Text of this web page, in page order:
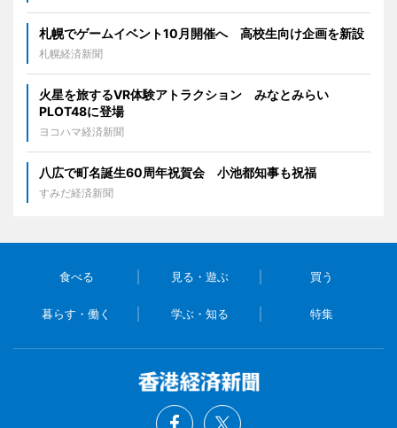
札幌でゲームイベント10月開催へ 高校生向け企画を新設
札幌経済新聞
火星を旅するVR体験アトラクション みなとみらい
PLOT48に登場
ヨコハマ経済新聞
八広で町名誕生60周年祝賀会 小池都知事も祝福
すみだ経済新聞
食べる 見る・遊ぶ 買う
暮らす・働く 学ぶ・知る 特集